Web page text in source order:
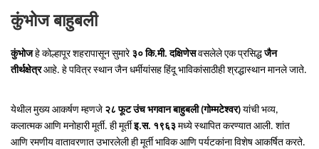
कुंभोज बाहुबली
कुंभोजहे कोल्हापूर शहरापासून सुमारे ३० कि.मी. दक्षिणेसवसलेले एक प्रसिद्धजैन
तीर्थक्षेत्रआहे. हे पवित्र स्थान जैन धर्मीयांसह हिंदू भाविकांसाठीही श्रद्धास्थान मानले जाते.
येथील मुख्य आकर्षण म्हणजे २८ फूट उंच भगवान बाहुबली (गोम्मटेश्वर) यांची भव्य,
कलात्मक आणि मनोहारी मूर्ती. ही मूर्तीइ.स. १९६३ मध्ये स्थापित करण्यात आली. शांत
आणि रमणीय वातावरणात उभारलेली ही मूर्ती भाविक आणि पर्यटकांना विशेष आकर्षित करते.